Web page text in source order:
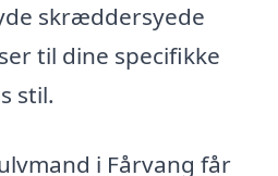
skræddersyede
til dine specifikke
stil.
i Fårvang får